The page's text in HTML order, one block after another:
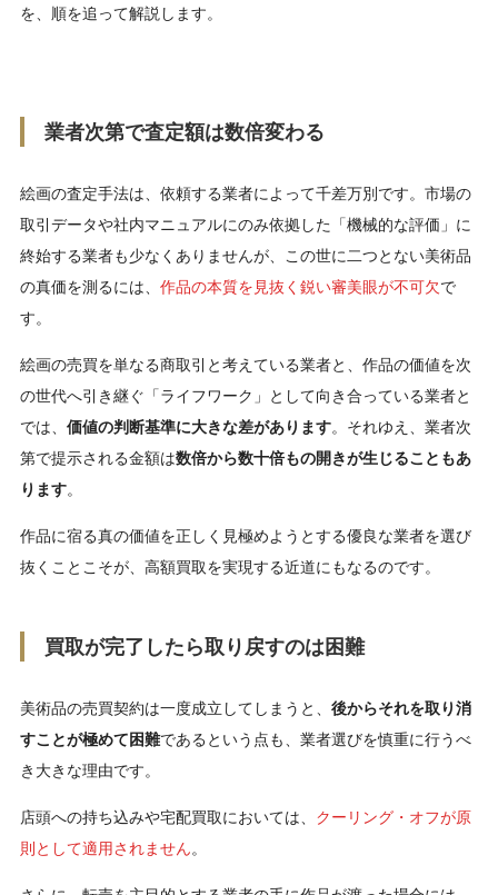
を、順を追って解説します。
業者次第で査定額は数倍変わる
絵画の査定手法は、依頼する業者によって千差万別です。市場の
取引データや社内マニュアルにのみ依拠した「機械的な評価」に
終始する業者も少なくありませんが、この世に二つとない美術品
の真価を測るには、 作品の本質を見抜く鋭い審美眼が不可欠で
す。
絵画の売買を単なる商取引と考えている業者と、作品の価値を次
の世代へ引き継ぐ「ライフワーク」として向き合っている業者と
では、 価値の判断基準に大きな差があります。それゆえ、業者次
第で提示される金額は数倍から数十倍もの開きが生じることもあ
ります。
作品に宿る真の価値を正しく見極めようとする優良な業者を選び
抜くことこそが、高額買取を実現する近道にもなるのです。
買取が完了したら取り戻すのは困難
美術品の売買契約は一度成立してしまうと、 後からそれを取り消
すことが極めて困難であるという点も、業者選びを慎重に行うべ
き大きな理由です。
店頭への持ち込みや宅配買取においては、 クーリング・オフが原
則として適用されません。